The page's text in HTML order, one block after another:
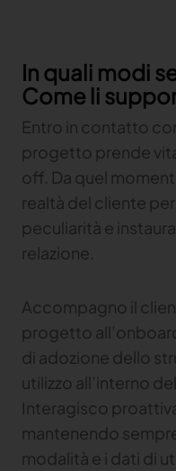
In quali modi
Come li
Entro in contatto
progetto prende
off. Da quel
realtà del cliente
peculiarità e
relazione.
Accompagno il
progetto
di adozione dello
utilizzo all’interno
Interagisco
mantenendo
modalità e i dati di